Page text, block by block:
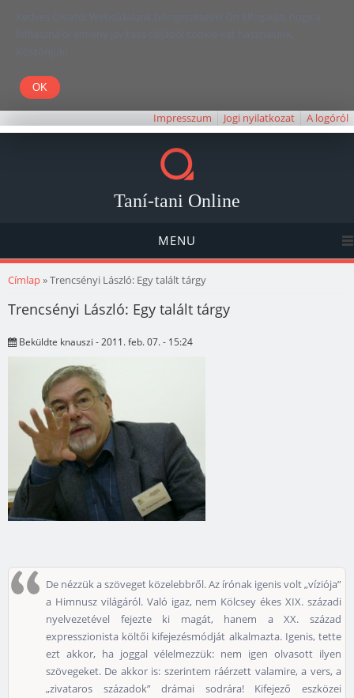
Kedves Olvasó! Weboldalunk böngészésével Ön elfogadja, hogy a
felhasználói élmény javítása céljából cookie-kat használunk.
Köszönjük!
Impresszum Jogi nyilatkozat A logóról
Taní-tani Online
MENU
Jelenlegi hely
Címlap» Trencsényi László: Egy talált tárgy
Trencsényi László: Egy talált tárgy
Beküldte knauszi - 2011. feb. 07. - 15:24
De nézzük a szöveget közelebbről. Az írónak igenis volt „víziója”
a Himnusz világáról. Való igaz, nem Kölcsey ékes XIX. századi
nyelvezetével fejezte ki magát, hanem a XX. század
expresszionista költői kifejezésmódját alkalmazta. Igenis, tette
ezt akkor, ha joggal vélelmezzük: nem igen olvasott ilyen
szövegeket. De akkor is: szerintem ráérzett valamire, a vers, a
„zivataros századok” drámai sodrára! Kifejező eszközei